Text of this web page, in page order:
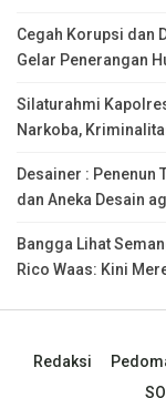
Cegah Korupsi dan
Gelar Penerangan
Silaturahmi
Narkoba,
Desainer : Penenun
dan Aneka Desain
Bangga Lihat
Rico Waas: Kini
Redaksi